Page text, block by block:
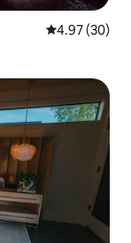
평점 4.97점(5
4.97 (30)